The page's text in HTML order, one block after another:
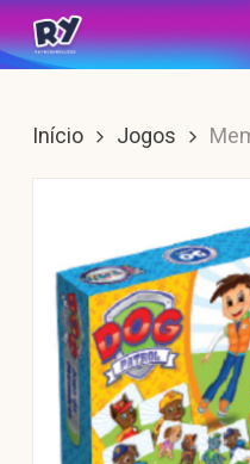
Skip
to
content
Início Jogos